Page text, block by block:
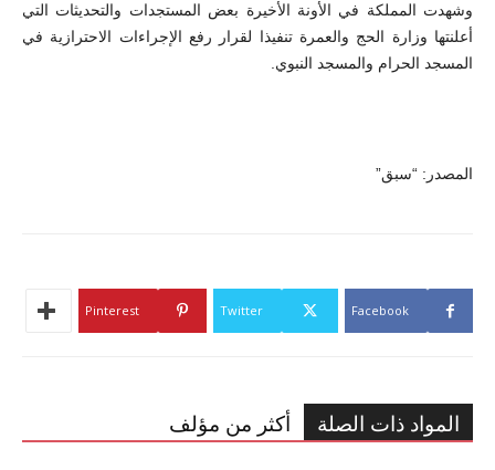
وشهدت المملكة في الأونة الأخيرة بعض المستجدات والتحديثات التي
أعلنتها وزارة الحج والعمرة تنفيذا لقرار رفع الإجراءات الاحترازية في
المسجد الحرام والمسجد النبوي.
المصدر: “سبق”
Facebook
Twitter
Pinterest
المواد ذات الصلة أكثر من مؤلف